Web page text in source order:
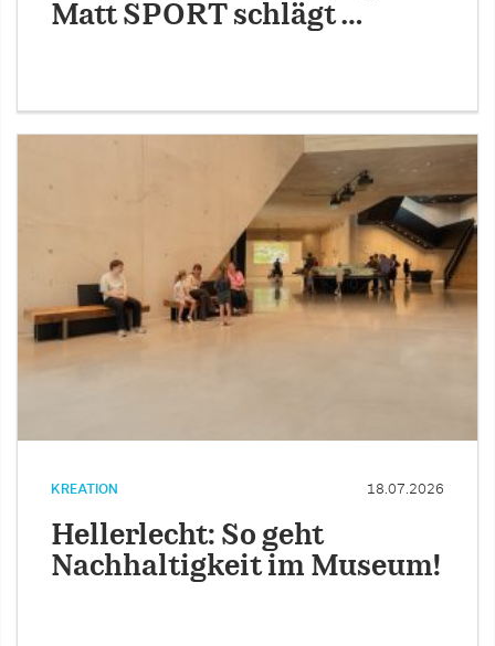
Matt SPORT schlägt …
KREATION 18.07.2026
Hellerlecht: So geht
Nachhaltigkeit im Museum!